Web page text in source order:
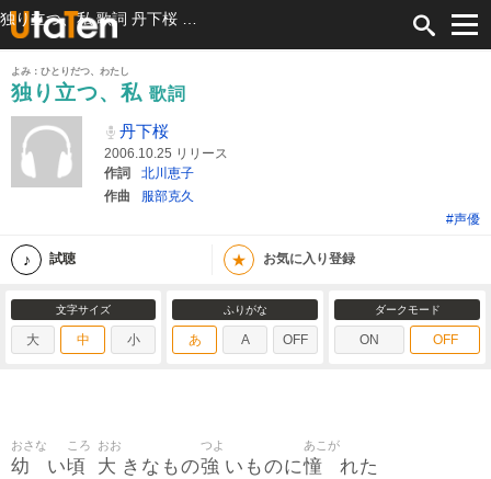
よみ：ひとりだつ、わたし
独り立つ、私 歌詞
丹下桜
2006.10.25 リリース
作詞
北川恵子
作曲
服部克久
#声優
試聴 ★ お気に入り登録
文字サイズ
大 中 小
ふりがな
あ A OFF
ダークモード
ON OFF
幼
おさな
い頃
ころ
大
おお
きなもの強
つよ
いものに憧
あこが
れた